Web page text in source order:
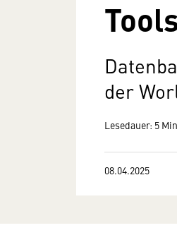
der
Lesedauer: 5
08.04.2025